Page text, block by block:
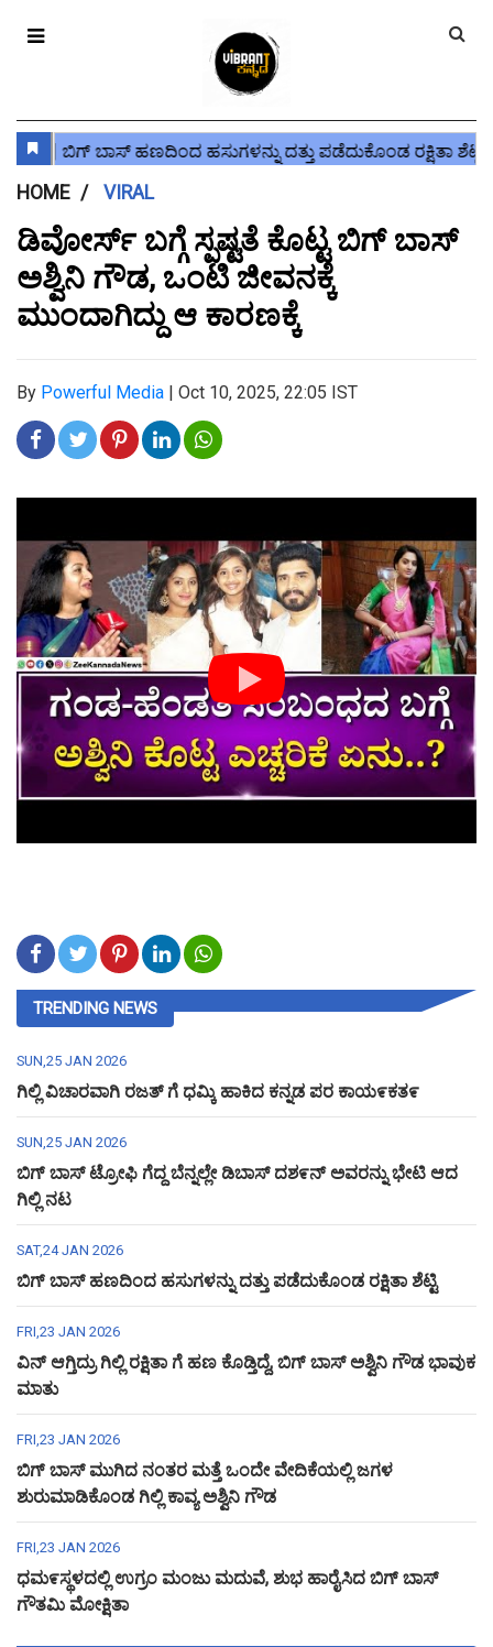
HOME VIRAL
ಡಿವೋರ್ಸ್ ಬಗ್ಗೆ ಸ್ಪಷ್ಟತೆ ಕೊಟ್ಟ ಬಿಗ್ ಬಾಸ್
ಅಶ್ವಿನಿ ಗೌಡ, ಒಂಟಿ ಜೀವನಕ್ಕೆ
ಮುಂದಾಗಿದ್ದು ಆ ಕಾರಣಕ್ಕೆ
By Powerful Media | Oct 10, 2025, 22:05 IST
TRENDING NEWS
SUN,25 JAN 2026
ಗಿಲ್ಲಿ ವಿಚಾರವಾಗಿ ರಜತ್ ಗೆ ಧಮ್ಕಿ ಹಾಕಿದ ಕನ್ನಡ ಪರ ಕಾಯ೯ಕತ೯
SUN,25 JAN 2026
ಬಿಗ್ ಬಾಸ್ ಟ್ರೋಫಿ ಗೆದ್ದ ಬೆನ್ನಲ್ಲೇ ಡಿಬಾಸ್ ದಶ೯ನ್ ಅವರನ್ನು ಭೇಟಿ ಆದ
ಗಿಲ್ಲಿ ನಟ
SAT,24 JAN 2026
ಬಿಗ್ ಬಾಸ್ ಹಣದಿಂದ ಹಸುಗಳನ್ನು ದತ್ತು ಪಡೆದುಕೊಂಡ ರಕ್ಷಿತಾ ಶೆಟ್ಟಿ
FRI,23 JAN 2026
ವಿನ್ ಆಗ್ತಿದ್ರು ಗಿಲ್ಲಿ ರಕ್ಷಿತಾ ಗೆ ಹಣ ಕೊಡ್ತಿದ್ದೆ, ಬಿಗ್ ಬಾಸ್ ಅಶ್ವಿನಿ ಗೌಡ ಭಾವುಕ
ಮಾತು
FRI,23 JAN 2026
ಬಿಗ್ ಬಾಸ್ ಮುಗಿದ ನಂತರ ಮತ್ತೆ ಒಂದೇ ವೇದಿಕೆಯಲ್ಲಿ ಜಗಳ
ಶುರುಮಾಡಿಕೊಂಡ ಗಿಲ್ಲಿ ಕಾವ್ಯ ಅಶ್ವಿನಿ ಗೌಡ
FRI,23 JAN 2026
ಧಮ೯ಸ್ಥಳದಲ್ಲಿ ಉಗ್ರಂ ಮಂಜು ಮದುವೆ, ಶುಭ ಹಾರೈಸಿದ ಬಿಗ್ ಬಾಸ್
ಗೌತಮಿ ಮೋಕ್ಷಿತಾ